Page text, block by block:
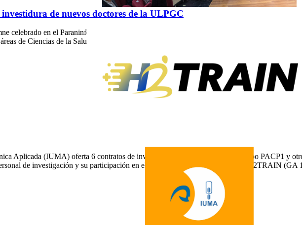
de nuevos doctores de la ULPGC
celebrado en el Paraninfo, la ULPGC ha investido a 65 nuevos doctores y doctoras, que
de Ciencias de la Salud (27), Ciencias, Sociales y Jurídicas (5), Artes […]
Aplicada (IUMA) oferta 6 contratos de investigación (4 de tipo ICP2, 1 de tipo PACP1 y
de investigación y su participación en el proyecto europeo de Chips JU, H2TRAIN